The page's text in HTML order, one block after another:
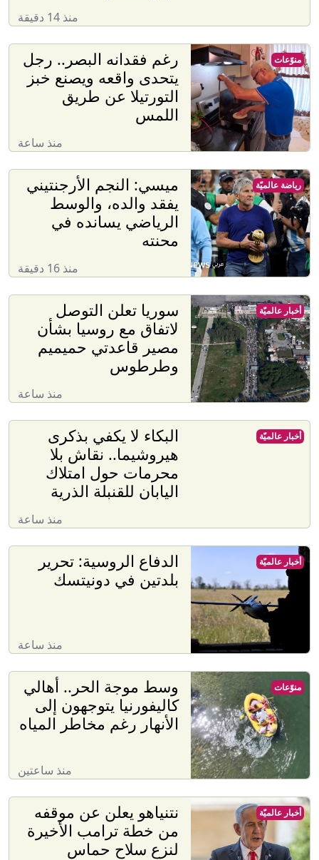
منذ 14 دقيقة
رغم فقدانه البصر.. رجل
يتحدى واقعه ويصنع خبز
التورتيلا عن طريق
اللمس
منذ ساعة
منوّعات
ميسي: النجم الأرجنتيني
يفقد والده، والوسط
الرياضي يسانده في
محنته
منذ 16 دقيقة
رياضة عالميّة
سوريا تعلن التوصل
لاتفاق مع روسيا بشأن
مصير قاعدتي حميميم
وطرطوس
منذ ساعة
أخبار عالميّة
البكاء لا يكفي بذكرى
هيروشيما.. نقاش بلا
محرمات حول امتلاك
اليابان للقنبلة الذرية
منذ ساعة
أخبار عالميّة
الدفاع الروسية: تحرير
بلدتين في دونيتسك
منذ ساعة
أخبار عالميّة
وسط موجة الحر.. أهالي
كاليفورنيا يتوجهون إلى
الأنهار رغم مخاطر المياه
منذ ساعتين
منوّعات
نتنياهو يعلن عن موقفه
من خطة ترامب الأخيرة
لنزع سلاح حماس
أخبار عالميّة